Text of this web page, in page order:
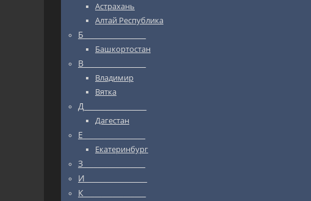
Астрахань
Алтай Республика
Б_________________
Башкортостан
В_________________
Владимир
Вятка
Д_________________
Дагестан
Е_________________
Екатеринбург
З_________________
И_________________
К_________________